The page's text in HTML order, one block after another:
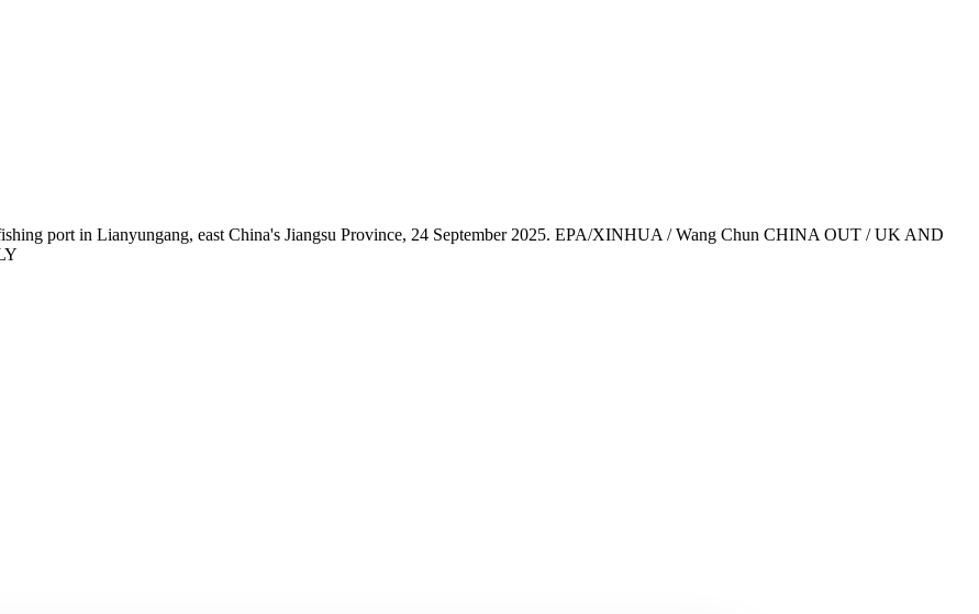
port in Lianyungang, east China's Jiangsu Province, 24 September 2025. EPA/XINHUA / Wang Chun CHINA OUT / UK AND